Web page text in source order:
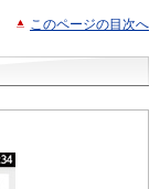
このページの目次へ